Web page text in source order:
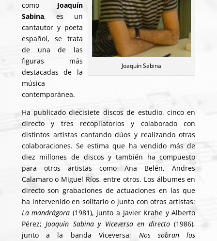
Joaquín Sabina
como Joaquín
Sabina, es un
cantautor y poeta
español, se trata
de una de las
figuras más
destacadas de la
música
contemporánea.
Ha publicado diecisiete discos de estudio, cinco en
directo y tres recopilatorios y colaborado con
distintos artistas cantando dúos y realizando otras
colaboraciones. Se estima que ha vendido más de
diez millones de discos y también ha compuesto
para otros artistas como Ana Belén, Andres
Calamaro o Miguel Ríos, entre otros. Los álbumes en
directo son grabaciones de actuaciones en las que
ha intervenido en solitario o junto con otros artistas:
La mandrágora (1981), junto a Javier Krahe y Alberto
Pérez;Joaquín Sabina y Viceversa en directo(1986),
junto a la banda Viceversa; Nos sobran los